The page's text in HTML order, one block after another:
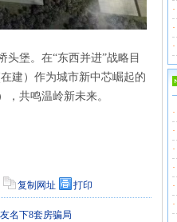
堡。在“东西并进”战略目
建）作为城市新中芯崛起的
共鸣温岭新未来。
复制网址 打印
名下8套房骗局
·
·
·
·
·
·
·
·
·